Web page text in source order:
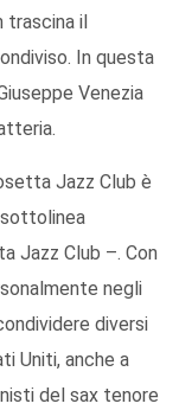
trascina il
In questa
Venezia
Jazz Club è
Jazz Club –. Con
negli
diversi
Uniti, anche a
del sax tenore